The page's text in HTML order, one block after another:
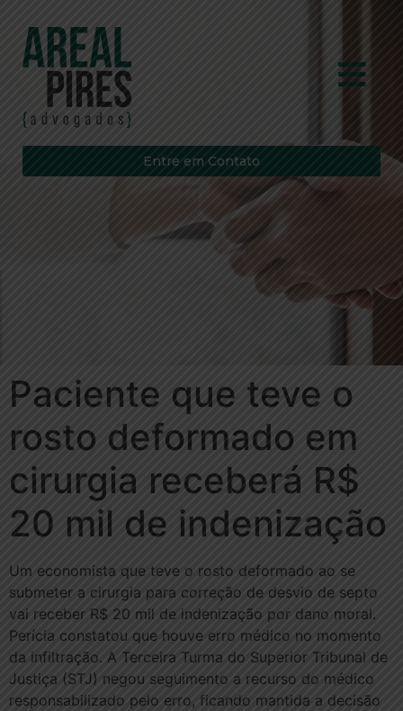
Entre em Contato
Paciente que teve o
rosto deformado em
cirurgia receberá R$
20 mil de indenização
Um economista que teve o rosto deformado ao se
submeter a cirurgia para correção de desvio de septo
vai receber R$ 20 mil de indenização por dano moral.
Perícia constatou que houve erro médico no momento
da infiltração. A Terceira Turma do Superior Tribunal de
Justiça (STJ) negou seguimento a recurso do médico
responsabilizado pelo erro, ficando mantida a decisão